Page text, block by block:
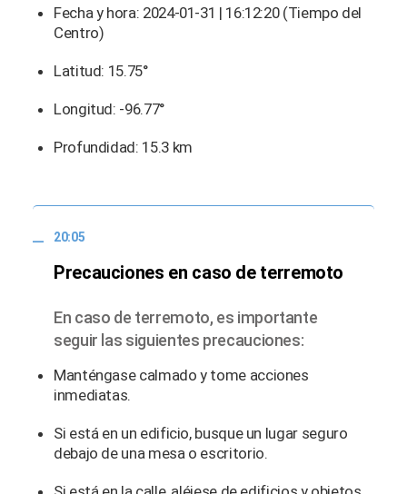
Fecha y hora: 2024-01-31 | 16:12:20 (Tiempo del
Centro)
Latitud: 15.75°
Longitud: -96.77°
Profundidad: 15.3 km
20:05
Precauciones en caso de terremoto
En caso de terremoto, es importante
seguir las siguientes precauciones:
Manténgase calmado y tome acciones
inmediatas.
Si está en un edificio, busque un lugar seguro
debajo de una mesa o escritorio.